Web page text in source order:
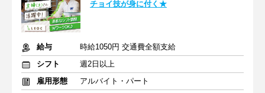
チョイ技が身に付く★
給与
時給1050円 交通費全額支給
シフト
週2日以上
雇用形態
アルバイト・パート